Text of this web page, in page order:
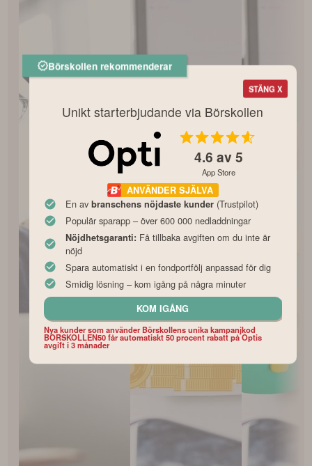
STÄNG X
Börskollen rekommenderar
Unikt starterbjudande via Börskollen
4.6 av 5
App Store
ANVÄNDER SJÄLVA
En av branschens nöjdaste kunder(Trustpilot)
Populär sparapp – över 600 000 nedladdningar
Nöjdhetsgaranti: Få tillbaka avgiften om du inte är
nöjd
Spara automatiskt i en fondportfölj anpassad för dig
Smidig lösning – kom igång på några minuter
KOM IGÅNG
Nya kunder som använder Börskollens unika kampanjkod
BORSKOLLEN50 får automatiskt 50 procent rabatt på Optis
avgift i 3 månader